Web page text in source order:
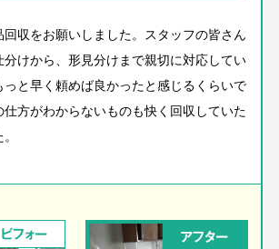
収をお願いしました。スタッフの皆さん
けから、形見分けまで親切に対応してい
と早く頼めば良かったと感じるくらいで
方がわからないものも快く回収していた
ビフォー アフター